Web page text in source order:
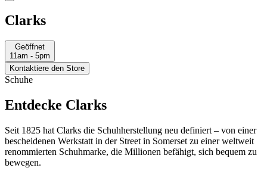
Clarks
Geöffnet
11am - 5pm
Kontaktiere den Store
Schuhe
Entdecke Clarks
Seit 1825 hat Clarks die Schuhherstellung neu definiert – von einer
bescheidenen Werkstatt in der Street in Somerset zu einer weltweit
renommierten Schuhmarke, die Millionen befähigt, sich bequem zu
bewegen.